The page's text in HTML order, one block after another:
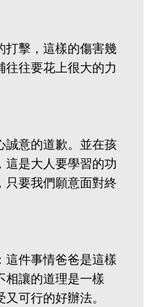
打擊，這樣的傷害幾
往要花上很大的力
誠意的道歉。並在孩
這是大人要學習的功
只要我們願意面對終
這件事情爸爸是這樣
相讓的道理是一樣
可行的好辦法。